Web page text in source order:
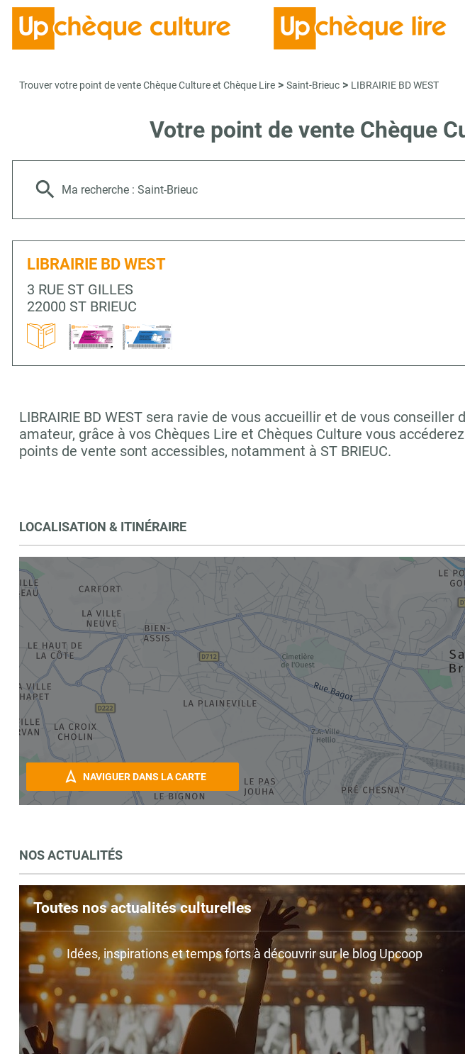
Trouver votre point de vente Chèque Culture et Chèque Lire > Saint-Brieuc > LIBRAIRIE BD WEST
Votre point de vente Chèque
Ma recherche : Saint-Brieuc
LIBRAIRIE BD WEST
3 RUE ST GILLES
22000 ST BRIEUC
LIBRAIRIE BD WEST sera ravie de vous accueillir et de vous
amateur, grâce à vos Chèques Lire et Chèques Culture vous
points de vente sont accessibles, notamment à ST BRIEUC.
LOCALISATION & ITINÉRAIRE
NAVIGUER DANS LA CARTE
NOS ACTUALITÉS
Toutes nos actualités culturelles
Idées, inspirations et temps forts à découvrir sur le blog Upcoop